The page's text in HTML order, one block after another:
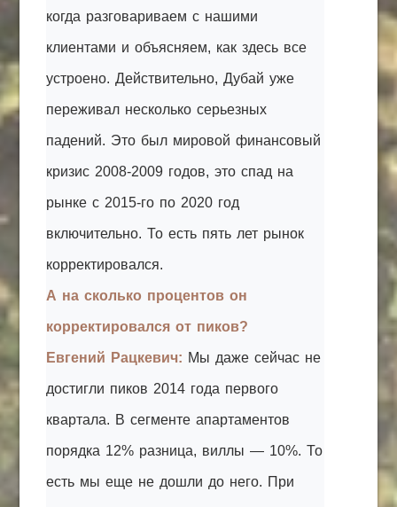
когда разговариваем с нашими
клиентами и объясняем, как здесь все
устроено. Действительно, Дубай уже
переживал несколько серьезных
падений. Это был мировой финансовый
кризис 2008-2009 годов, это спад на
рынке с 2015-го по 2020 год
включительно. То есть пять лет рынок
корректировался.
А на сколько процентов он
корректировался от пиков?
Евгений Рацкевич: Мы даже сейчас не
достигли пиков 2014 года первого
квартала. В сегменте апартаментов
порядка 12% разница, виллы — 10%. То
есть мы еще не дошли до него. При